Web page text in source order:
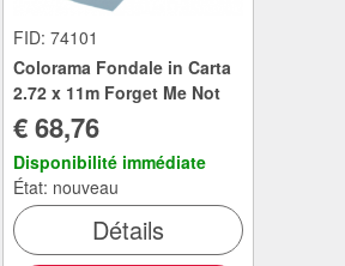
FID: 74101
Colorama Fondale in Carta
2.72 x 11m Forget Me Not
€ 68,76
Disponibilité immédiate
État: nouveau
Détails